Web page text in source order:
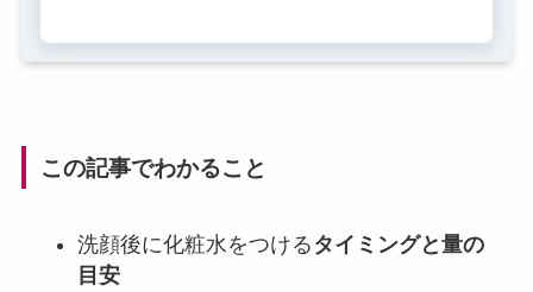
この記事でわかること
洗顔後に化粧水をつける タイミングと量の
目安